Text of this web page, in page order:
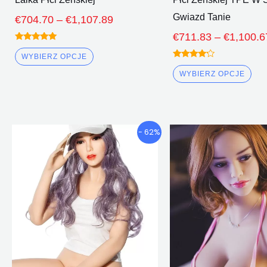
€704.70 – €1,107.89
Oceniono
5.00
z 5
WYBIERZ OPCJE
Gwiazd Tanie
€711.83 – €
Oceniono
4.00
z 5
WYBIERZ OPCJE
- 62%
Przedział
cenowy:
€681.11
Poprzez
€929.11
Ten
produkt
ma
wiele
wariantów.
Opcje
można
wybrać
ma